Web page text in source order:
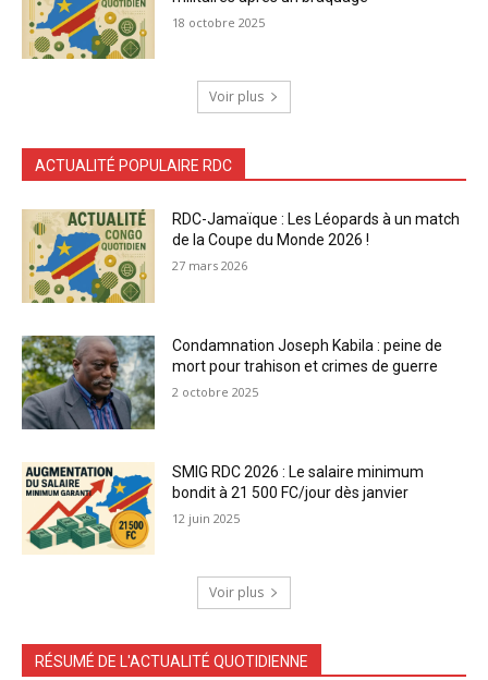
18 octobre 2025
Voir plus
ACTUALITÉ POPULAIRE RDC
RDC-Jamaïque : Les Léopards à un match
de la Coupe du Monde 2026 !
27 mars 2026
Condamnation Joseph Kabila : peine de
mort pour trahison et crimes de guerre
2 octobre 2025
SMIG RDC 2026 : Le salaire minimum
bondit à 21 500 FC/jour dès janvier
12 juin 2025
Voir plus
RÉSUMÉ DE L'ACTUALITÉ QUOTIDIENNE